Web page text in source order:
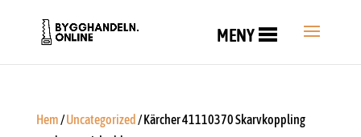
MENY
Hem/Uncategorized / Kärcher 41110370 Skarvkoppling